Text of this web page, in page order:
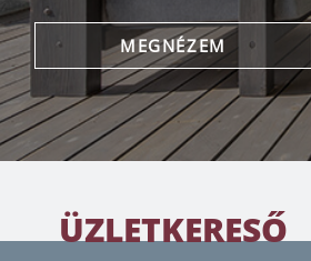
MEGNÉZEM
ÜZLETKERESŐ